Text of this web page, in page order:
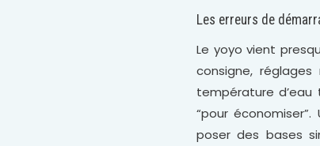
Les erreurs de
Le yoyo vient
consigne,
température
“pour
poser des bases